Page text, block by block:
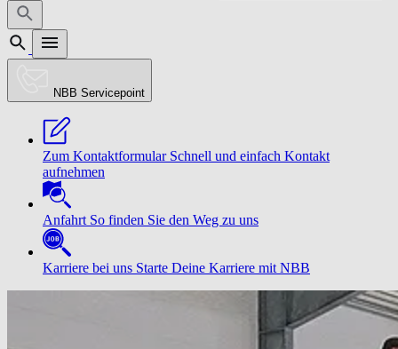
NBB Servicepoint
Zum Kontaktformular Schnell und einfach Kontakt
aufnehmen
Anfahrt So finden Sie den Weg zu uns
Karriere bei uns Starte Deine Karriere mit NBB